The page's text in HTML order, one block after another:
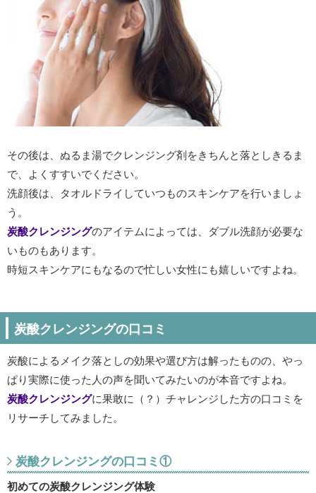
その後は、ぬるま湯でクレンジング剤をきちんと落としきるま
で、よくすすいでください。
洗顔後は、タオルドライしていつものスキンケアを行いましょ
う。
炭酸クレンジングのアイテムによっては、ダブル洗顔が必要な
いものもあります。
時短スキンケアにもなるので忙しい女性にも嬉しいですよね。
炭酸クレンジングの口コミ
炭酸によるメイク落としの効果や選び方は解ったものの、やっ
ぱり実際に使った人の声を聞いてみたいのが本音ですよね。
炭酸クレンジングに果敢に（？）チャレンジした方の口コミを
リサーチしてみました。
炭酸クレンジングの口コミ①
初めての炭酸クレンジング体験